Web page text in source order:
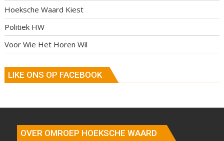
Hoeksche Waard Kiest
Politiek HW
Voor Wie Het Horen Wil
LIKE ONS OP FACEBOOK
OVER OMROEP HOEKSCHE WAARD